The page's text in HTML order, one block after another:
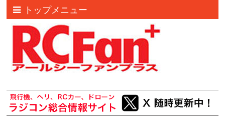
トップメニュー